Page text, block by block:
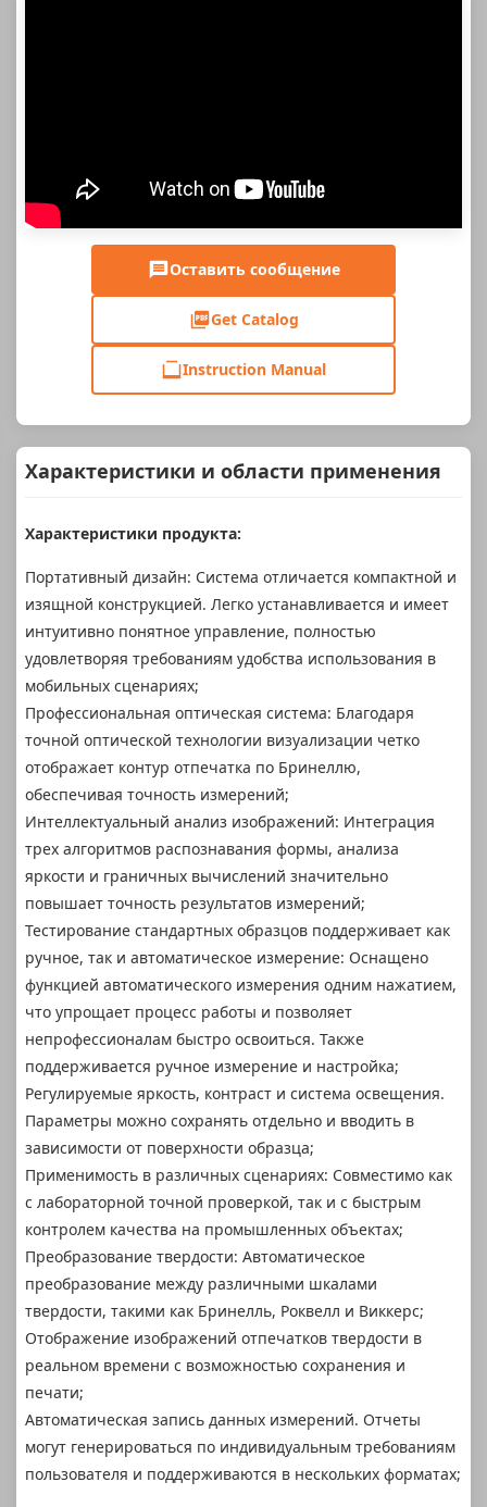
Оставить сообщение
Get Catalog
Instruction Manual
Характеристики и области применения
Характеристики продукта:
Портативный дизайн: Система отличается компактной и
изящной конструкцией. Легко устанавливается и имеет
интуитивно понятное управление, полностью
удовлетворяя требованиям удобства использования в
мобильных сценариях;
Профессиональная оптическая система: Благодаря
точной оптической технологии визуализации четко
отображает контур отпечатка по Бринеллю,
обеспечивая точность измерений;
Интеллектуальный анализ изображений: Интеграция
трех алгоритмов распознавания формы, анализа
яркости и граничных вычислений значительно
повышает точность результатов измерений;
Тестирование стандартных образцов поддерживает как
ручное, так и автоматическое измерение: Оснащено
функцией автоматического измерения одним нажатием,
что упрощает процесс работы и позволяет
непрофессионалам быстро освоиться. Также
поддерживается ручное измерение и настройка;
Регулируемые яркость, контраст и система освещения.
Параметры можно сохранять отдельно и вводить в
зависимости от поверхности образца;
Применимость в различных сценариях: Совместимо как
с лабораторной точной проверкой, так и с быстрым
контролем качества на промышленных объектах;
Преобразование твердости: Автоматическое
преобразование между различными шкалами
твердости, такими как Бринелль, Роквелл и Виккерс;
Отображение изображений отпечатков твердости в
реальном времени с возможностью сохранения и
печати;
Автоматическая запись данных измерений. Отчеты
могут генерироваться по индивидуальным требованиям
пользователя и поддерживаются в нескольких форматах;